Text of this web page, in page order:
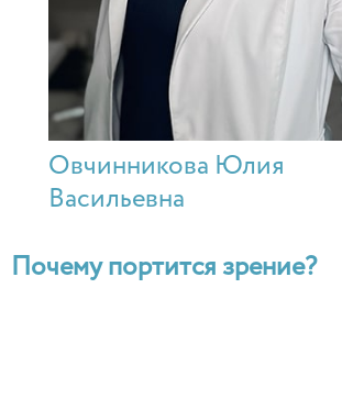
Овчинникова Юлия
Васильевна
Почему портится зрение?